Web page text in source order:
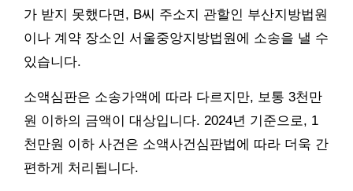
가 받지 못했다면, B씨 주소지 관할인 부산지방법원
이나 계약 장소인 서울중앙지방법원에 소송을 낼 수
있습니다.
소액심판은 소송가액에 따라 다르지만, 보통 3천만
원 이하의 금액이 대상입니다. 2024년 기준으로, 1
천만원 이하 사건은 소액사건심판법에 따라 더욱 간
편하게 처리됩니다.